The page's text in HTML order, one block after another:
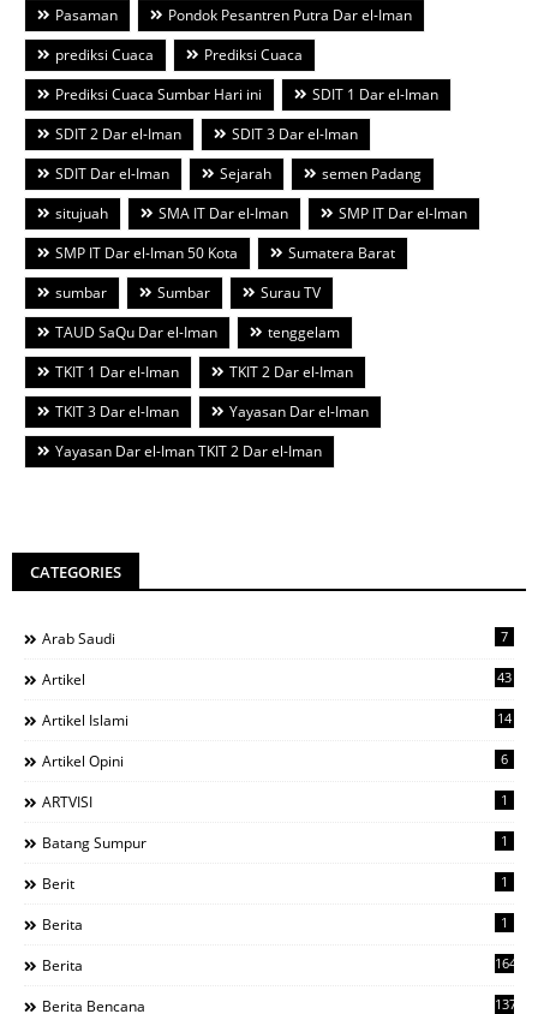
Pasaman
Pondok Pesantren Putra Dar el-Iman
prediksi Cuaca
Prediksi Cuaca
Prediksi Cuaca Sumbar Hari ini
SDIT 1 Dar el-Iman
SDIT 2 Dar el-Iman
SDIT 3 Dar el-Iman
SDIT Dar el-Iman
Sejarah
semen Padang
situjuah
SMA IT Dar el-Iman
SMP IT Dar el-Iman
SMP IT Dar el-Iman 50 Kota
Sumatera Barat
sumbar
Sumbar
Surau TV
TAUD SaQu Dar el-Iman
tenggelam
TKIT 1 Dar el-Iman
TKIT 2 Dar el-Iman
TKIT 3 Dar el-Iman
Yayasan Dar el-Iman
Yayasan Dar el-Iman TKIT 2 Dar el-Iman
CATEGORIES
Arab Saudi 7
Artikel 43
Artikel Islami 14
Artikel Opini 6
ARTVISI 1
Batang Sumpur 1
Berit 1
Berita 1
Berita 1644
Berita Bencana 137